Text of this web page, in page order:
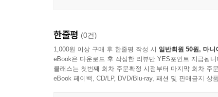
한줄평 (0건)
1,000원 이상 구매 후 한줄평 작성 시 일반회원 50원, 마니
eBook은 다운로드 후 작성한 리뷰만 YES포인트 지급됩니
클래스는 첫번째 회차 주문확정 시점부터 마지막 회차 주
eBook 페이백, CD/LP, DVD/Blu-ray, 패션 및 판매금지 상